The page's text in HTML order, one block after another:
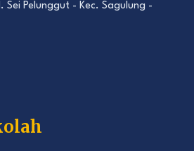
Sei Pelunggut - Kec. Sagulung -